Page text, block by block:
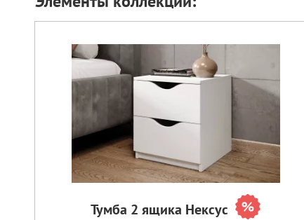
Тумба 2 ящика Нексус